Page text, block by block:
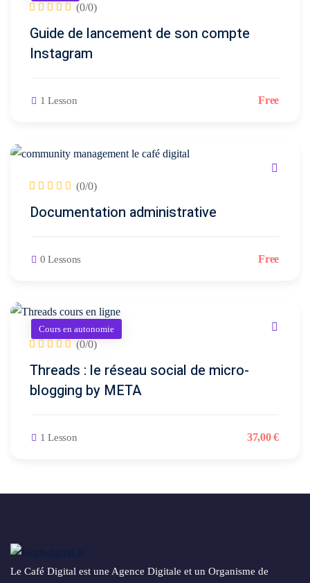
Packs
réseaux
sociaux
(0/0)
Guide de lancement de son compte
Instagram
1 Lesson Free
(0/0)
Documentation administrative
0 Lessons Free
Cours en autonomie
(0/0)
Threads : le réseau social de micro-
blogging by META
1 Lesson 37,00 €
Le Café Digital est une Agence Digitale et un Organisme de